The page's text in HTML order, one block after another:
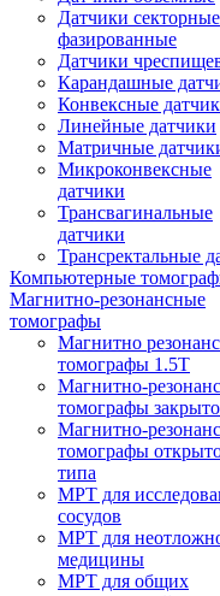
Датчики секторные
фазированные
Датчики
Карандашные
Конвексные
Линейные датчики
Матричные
Микроконвексные
датчики
Трансвагинальные
датчики
Трансректальные
Компьютерные
Магнитно-резонансные
томографы
Магнитно
томографы 1.5Т
Магнитно-
томографы
Магнитно-
томографы
типа
МРТ для
сосудов
МРТ для
медицины
МРТ для общих